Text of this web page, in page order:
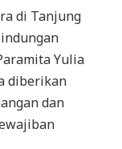
di Tanjung
Yulia
diberikan
dan